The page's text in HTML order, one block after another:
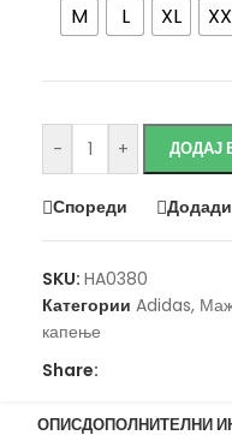
M L XL
- + ДОДАЈ
Спореди
SKU: HA0380
Категории Adidas,
капење
Share:
ОПИСДОПОЛНИТЕЛНИ